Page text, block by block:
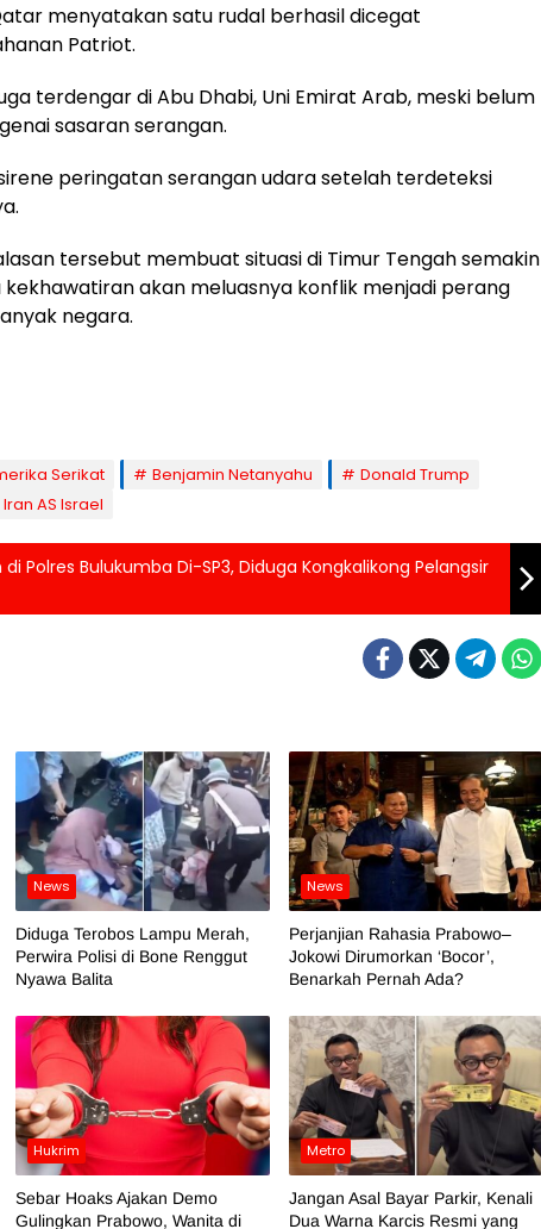
menyatakan satu rudal berhasil dicegat
Patriot.
terdengar di Abu Dhabi, Uni Emirat Arab, meski belum
sasaran serangan.
peringatan serangan udara setelah terdeteksi
tersebut membuat situasi di Timur Tengah semakin
akan meluasnya konflik menjadi perang
negara.
Serikat Benjamin Netanyahu
Donald Trump
AS Israel
Polres Bulukumba Di-SP3, Diduga Kongkalikong Pelangsir
News
Diduga Terobos Lampu Merah,
Perwira Polisi di Bone Renggut
Nyawa Balita
News
Perjanjian Rahasia Prabowo–
Jokowi Dirumorkan ‘Bocor’,
Benarkah Pernah Ada?
Hukrim
Sebar Hoaks Ajakan Demo
Gulingkan Prabowo, Wanita di
Metro
Jangan Asal Bayar Parkir, Kenali
Dua Warna Karcis Resmi yang